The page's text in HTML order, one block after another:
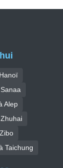
Alep